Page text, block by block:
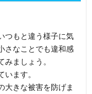
つもと違う様子に気
さなことでも違和感
ましょう。
ます。
大きな被害を防げま